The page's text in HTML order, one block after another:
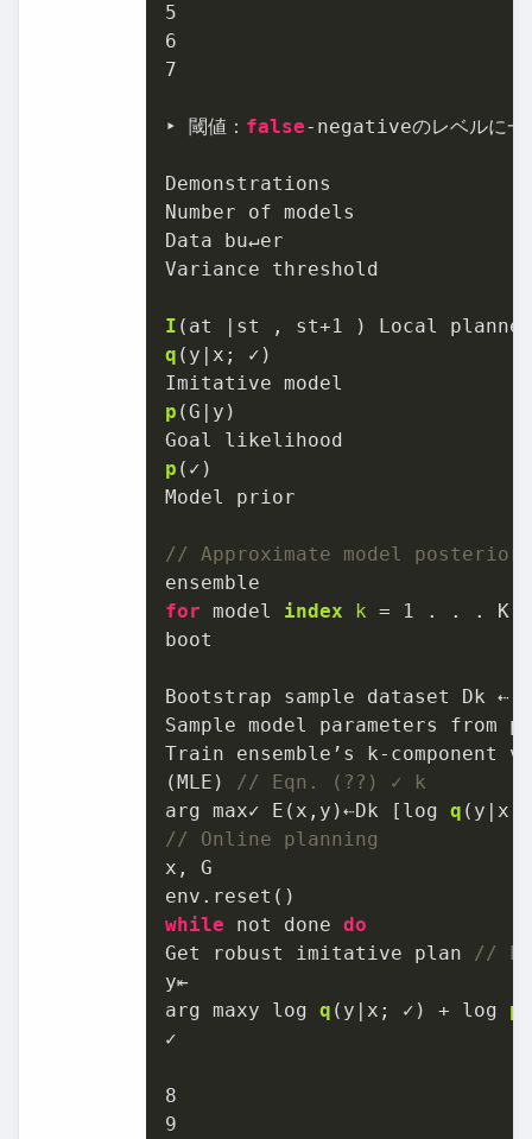
5
6
7
‣ 閾値： false-negativeのレベルに一
Demonstrations
Number of models
Data bu↵er
Variance threshold
I (at |st , st+1 )
q (y|x; ✓)
p (G|y)
p (✓)
Model prior
// Approximate model
for model index k = 1 . . . K
boot
Bootstrap sample dataset Dk ⇠ D
Sample model parameters
Train ensemble’s k-component
(MLE)
// Eqn. (??) ✓ k
arg max✓ E(x,y)⇠Dk [log q (y|x;
// Online planning
x, G
while not done do
Get robust imitative plan //
y⇤
arg maxy log q (y|x; ✓) + log p
✓
8
9